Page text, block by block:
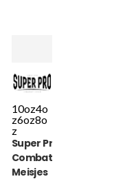
10oz4o
z6oz8o
z
Super Pro
Combat Gear
Meisjes